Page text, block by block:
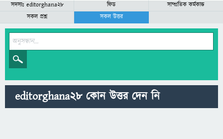
সদস্যঃ editorghana28 ফিড
সাম্প্রতিক কর্মকান্ড
সকল প্রশ্ন
সকল উত্তর
editorghana28 কোন উত্তর দেন নি